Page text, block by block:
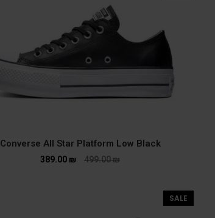
Converse All Star Platform Low Black
499.00₪
389.00 ₪
SALE